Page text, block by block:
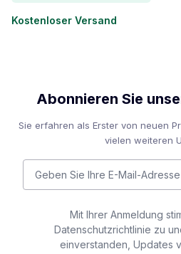
Kostenloser Versand
Abonnieren Sie
Sie erfahren als Erster von neuen
vielen weiteren
Mit Ihrer Anmeldung
Datenschutzrichtlinie zu
einverstanden, Updates